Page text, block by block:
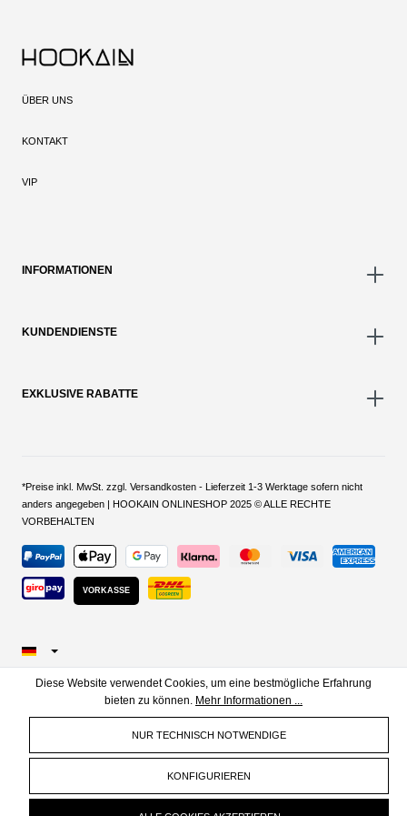
ÜBER UNS
KONTAKT
VIP
INFORMATIONEN
KUNDENDIENSTE
EXKLUSIVE RABATTE
*Preise inkl. MwSt. zzgl. Versandkosten - Lieferzeit 1-3 Werktage sofern nicht
anders angegeben | HOOKAIN ONLINESHOP 2025 © ALLE RECHTE
VORBEHALTEN
VORKASSE
Diese Website verwendet Cookies, um eine bestmögliche Erfahrung
bieten zu können. Mehr Informationen ...
NUR TECHNISCH NOTWENDIGE
KONFIGURIEREN